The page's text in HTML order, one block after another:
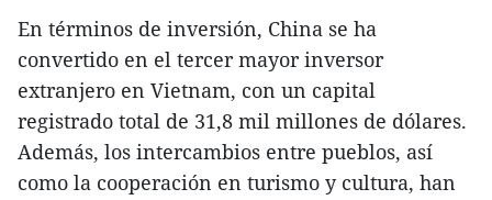
En términos de inversión, China se ha
convertido en el tercer mayor inversor
extranjero en Vietnam, con un capital
registrado total de 31,8 mil millones de dólares.
Además, los intercambios entre pueblos, así
como la cooperación en turismo y cultura, han